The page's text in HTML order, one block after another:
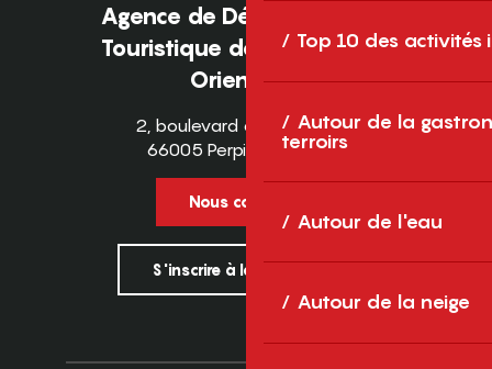
Top 10 des activités
Autour de la
terroirs
Autour de l'eau
Autour de la neige
Agence de Développement
Touristique des Pyrénées-
Orientales
2, boulevard des Pyrénées
66005 Perpignan Cedex
Nous contacter
S'inscrire à la newsletter